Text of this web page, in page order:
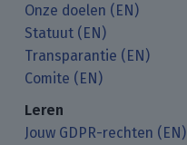
Onze doelen (EN)
Statuut (EN)
Transparantie (EN)
Comite (EN)
Leren
Jouw GDPR-rechten (EN)